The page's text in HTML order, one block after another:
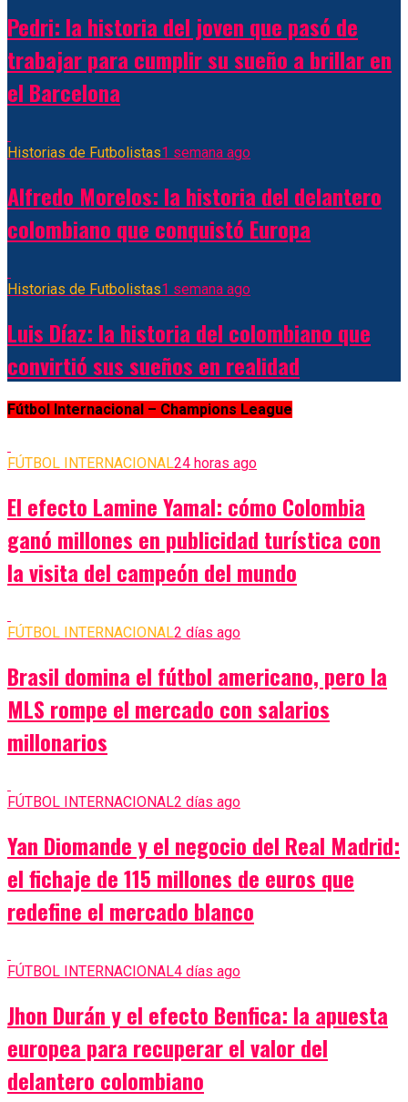
Pedri: la historia del joven que pasó de
trabajar para cumplir su sueño a brillar en
el Barcelona
Historias de Futbolistas1 semana ago
Alfredo Morelos: la historia del delantero
colombiano que conquistó Europa
Historias de Futbolistas1 semana ago
Luis Díaz: la historia del colombiano que
convirtió sus sueños en realidad
Fútbol Internacional – Champions League
FÚTBOL INTERNACIONAL24 horas ago
El efecto Lamine Yamal: cómo Colombia
ganó millones en publicidad turística con
la visita del campeón del mundo
FÚTBOL INTERNACIONAL2 días ago
Brasil domina el fútbol americano, pero la
MLS rompe el mercado con salarios
millonarios
FÚTBOL INTERNACIONAL2 días ago
Yan Diomande y el negocio del Real Madrid:
el fichaje de 115 millones de euros que
redefine el mercado blanco
FÚTBOL INTERNACIONAL4 días ago
Jhon Durán y el efecto Benfica: la apuesta
europea para recuperar el valor del
delantero colombiano